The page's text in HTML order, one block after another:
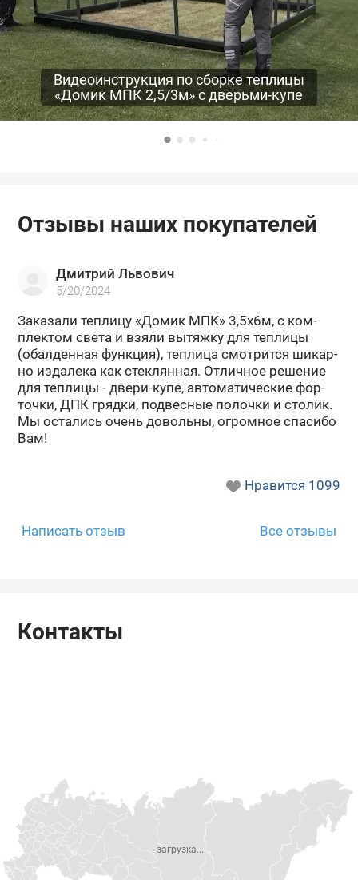
Видеоинструкция по сборке теплицы
«Домик МПК 2,5/3м» с дверьми-купе
Отзывы наших покупателей
Дмитрий Львович
5/20/2024
За­ка­за­ли теп­ли­цу «Домик МПК» 3,5х6м, с ком­
плек­том света и взяли вы­тяж­ку для теп­ли­цы
(обал­ден­ная функ­ция), теп­ли­ца смот­рит­ся ши­кар­
но из­да­ле­ка как стек­лян­ная. От­лич­ное ре­ше­ние
для теп­ли­цы - двери-​купе, ав­то­ма­ти­че­ские фор­
точ­ки, ДПК гряд­ки, под­вес­ные по­лоч­ки и сто­лик.
Мы оста­лись очень до­воль­ны, огром­ное спа­си­бо
Вам!
Нравится 1099
Написать отзыв Все отзывы
Контакты
загрузка...